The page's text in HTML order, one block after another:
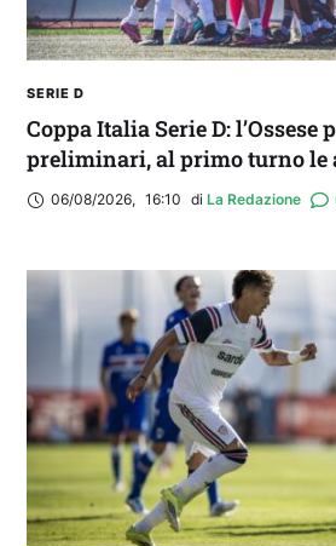
SERIE D
Coppa Italia Serie D: l’Ossese
preliminari, al primo turno le
06/08/2026, 16:10 di La Redazione